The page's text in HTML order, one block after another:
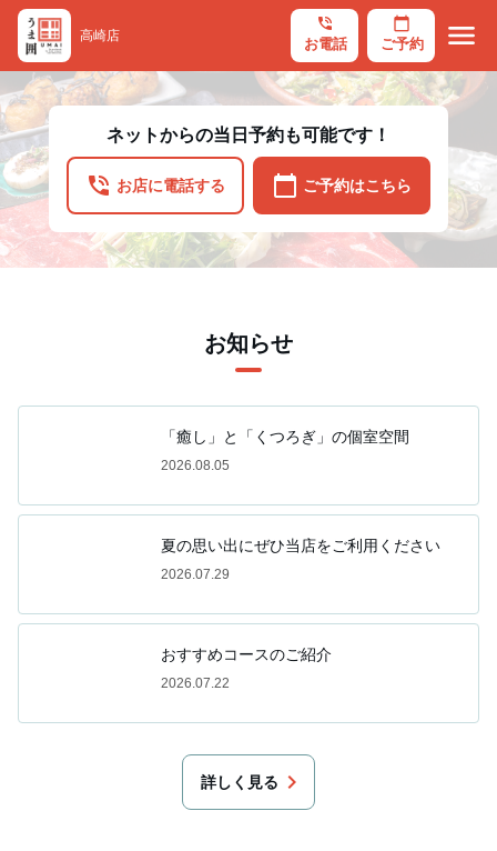
phone_in_talk
お電話
calendar_today
ご予約 menu
高崎店
ネットからの当日予約も可能です！
phone_in_talk お店に電話する calendar_today ご予約はこちら
お知らせ
「癒し」と「くつろぎ」の個室空間
2026.08.05
夏の思い出にぜひ当店をご利用ください
2026.07.29
おすすめコースのご紹介
2026.07.22
詳しく見る chevron_right